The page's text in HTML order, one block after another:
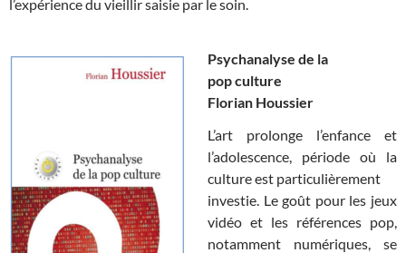
l’expérience du vieillir saisie par le soin.
Psychanalyse de la
pop culture
Florian Houssier
L’art prolonge l’enfance et
l’adolescence, période où la
culture est particulièrement
investie. Le goût pour les jeux
vidéo et les références pop,
notamment numériques, se